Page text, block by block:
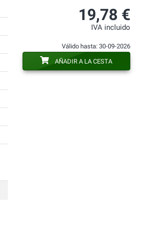
19,78 €
IVA incluido
Válido hasta: 30-09-2026
AÑADIR A LA CESTA